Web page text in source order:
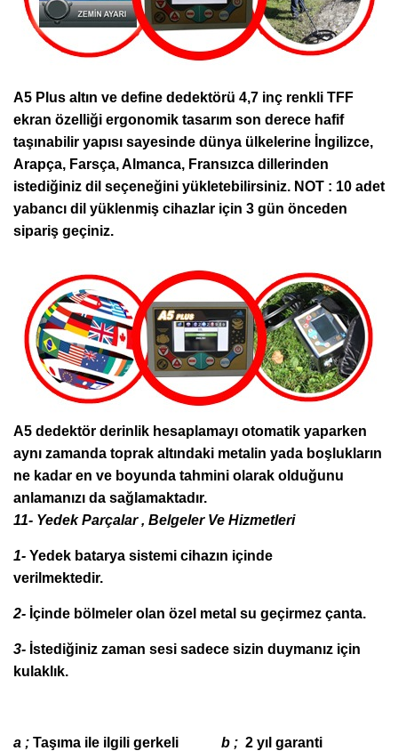
A5 Plus altın ve define dedektörü 4,7 inç renkli TFF
ekran özelliği ergonomik tasarım son derece hafif
taşınabilir yapısı sayesinde dünya ülkelerine İngilizce,
Arapça, Farsça, Almanca, Fransızca dillerinden
istediğiniz dil seçeneğini yükletebilirsiniz. NOT : 10 adet
yabancı dil yüklenmiş cihazlar için 3 gün önceden
sipariş geçiniz.
A5 dedektör derinlik hesaplamayı otomatik yaparken
aynı zamanda toprak altındaki metalin yada boşlukların
ne kadar en ve boyunda tahmini olarak olduğunu
anlamanızı da sağlamaktadır.
11- Yedek Parçalar , Belgeler Ve Hizmetleri
1- Yedek batarya sistemi cihazın içinde
verilmektedir.
2- İçinde bölmeler olan özel metal su geçirmez çanta.
3- İstediğiniz zaman sesi sadece sizin duymanız için
kulaklık.
a ; Taşıma ile ilgili gerkeli b ; 2 yıl garanti